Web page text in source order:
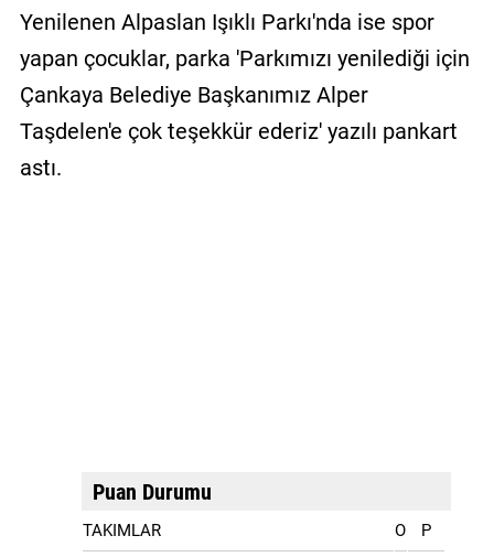
Yenilenen Alpaslan Işıklı Parkı'nda ise spor
yapan çocuklar, parka 'Parkımızı yenilediği için
Çankaya Belediye Başkanımız Alper
Taşdelen'e çok teşekkür ederiz' yazılı pankart
astı.
Puan Durumu
TAKIMLAR O P